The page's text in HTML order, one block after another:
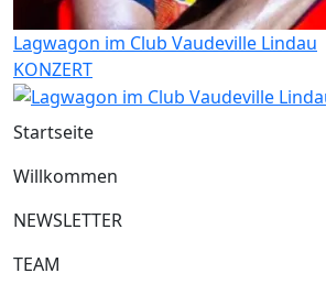
Lagwagon im Club Vaudeville Lindau
KONZERT
Startseite
Willkommen
NEWSLETTER
TEAM